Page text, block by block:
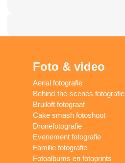
Foto & video
Aerial fotografie
Behind-the-scenes fotografie
Bruiloft fotograaf
Cake smash fotoshoot
Dronefotografie
Evenement fotografie
Familie fotografie
Fotoalbums en fotoprints